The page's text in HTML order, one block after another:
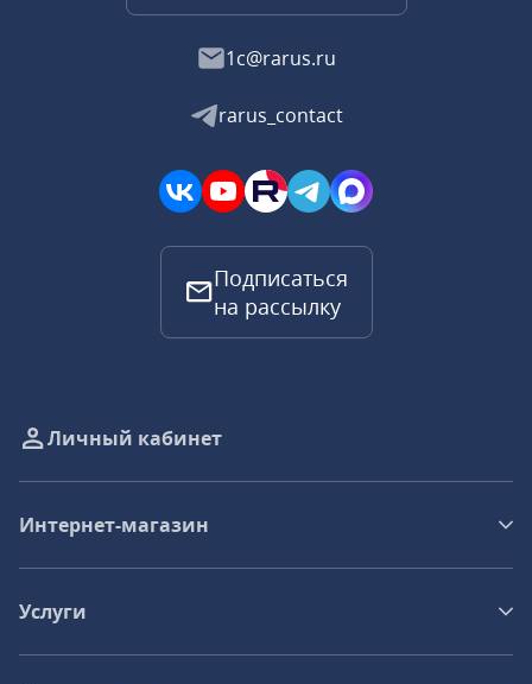
1c@rarus.ru
rarus_contact
Подписаться
на рассылку
Личный кабинет
Интернет-магазин
Услуги